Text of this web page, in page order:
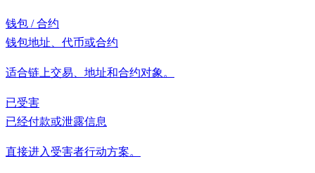
钱包 / 合约
钱包地址、代币或合约
适合链上交易、地址和合约对象。
已受害
已经付款或泄露信息
直接进入受害者行动方案。